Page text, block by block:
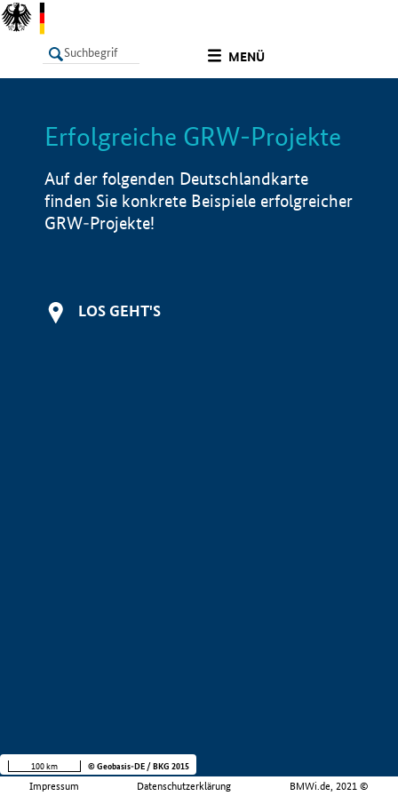
MENÜ
LISTE Info
Erfolgreiche GRW-Projekte
Auf der folgenden Deutschlandkarte
finden Sie konkrete Beispiele erfolgreicher
GRW-Projekte!
LOS GEHT'S
Impressum Datenschutzerklärung BMWi.de, 2021 ©
100 km © Geobasis-DE / BKG 2015